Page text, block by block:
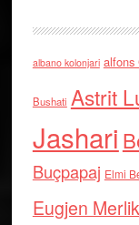
albano kolonjari alfons
Bushati Astrit
Jashari
Buçpapaj Elmi
Eugjen